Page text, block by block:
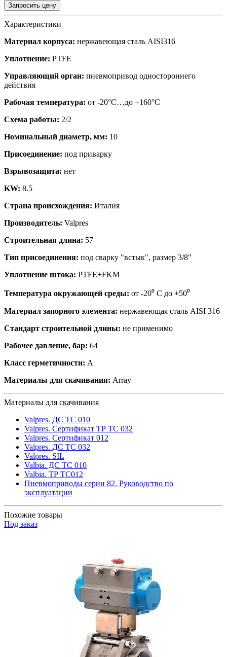
Запросить цену
Характеристики
Материал корпуса: нержавеющая сталь AISI316
Уплотнение: PTFE
Управляющий орган: пневмопривод одностороннего
действия
Рабочая температура: от -20°C…до +160°C
Схема работы: 2/2
Номинальный диаметр, мм: 10
Присоединение: под приварку
Взрывозащита: нет
KW: 8.5
Страна происхождения: Италия
Производитель: Valpres
Строительная длина: 57
Тип присоединения: под сварку "встык", размер 3/8"
Уплотнение штока: PTFE+FKM
Температура окружающей среды: от -20⁰ С до +50⁰
Материал запорного элемента: нержавеющая сталь AISI 316
Стандарт строительной длины: не применимо
Рабочее давление, бар: 64
Класс герметичности: А
Материалы для скачивания: Array
Материалы для скачивания
Valpres. ДС ТС 010
Valpres. Сертификат ТР ТС 032
Valpres. Сертификат 012
Valpres. ДС ТС 032
Valpres. SIL
Valbia. ДС ТС 010
Valbia. ТР ТС012
Пневмоприводы серии 82. Руководство по
эксплуатации
Похожие товары
Под заказ